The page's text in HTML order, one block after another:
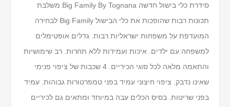
סידרת כלי בישול חדשה Big Family By Tognana משלבת
תכונות רבות שהופכות את כלי הבישול Big Family לבחירה
המועדפת על משפחות ישראליות רבות. גדלים אופטימלים
למשפחה עם ילדים. איכות ועמידות ללא תחרות. רב שימושיות
והתאמה מלאה לכל סוגי הכיריים. 4 שכבות של ציפוי פנימי
שאינו נדבק. ציפוי חיצוני עמיד בפני טמפרטורות גבוהות. עמיד
בפני שריטות. בסיס הכלים עבה במיוחד ומתאים גם לכיריים